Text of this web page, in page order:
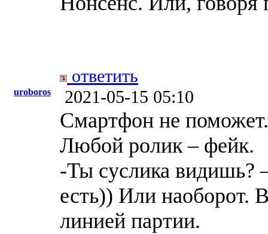
ответить
uroboros 2021-05-15 05:10
Смартфон не
Любой ролик – фейк.
-Ты суслика
есть)) Или наоборот.
линией партии.